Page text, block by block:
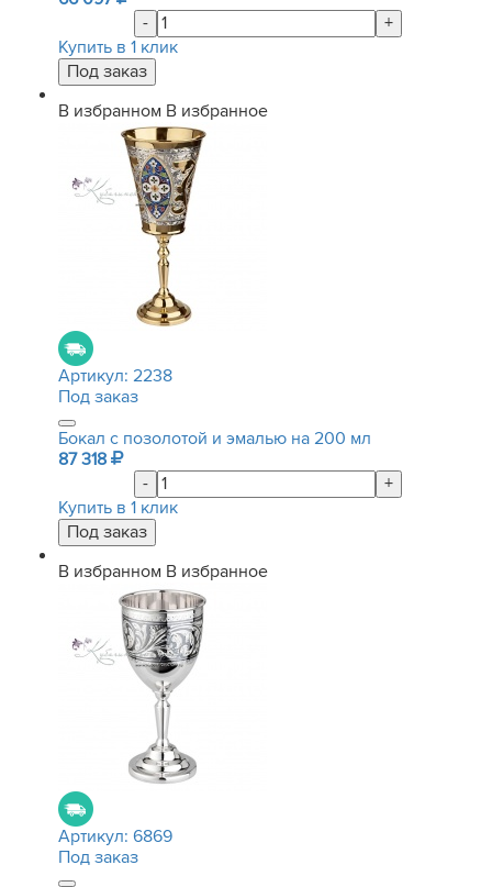
-
+
Купить в 1 клик
В избранном В избранное
Артикул: 2238
Под заказ
Бокал с позолотой и эмалью на 200 мл
87 318
-
+
Купить в 1 клик
В избранном В избранное
Артикул: 6869
Под заказ